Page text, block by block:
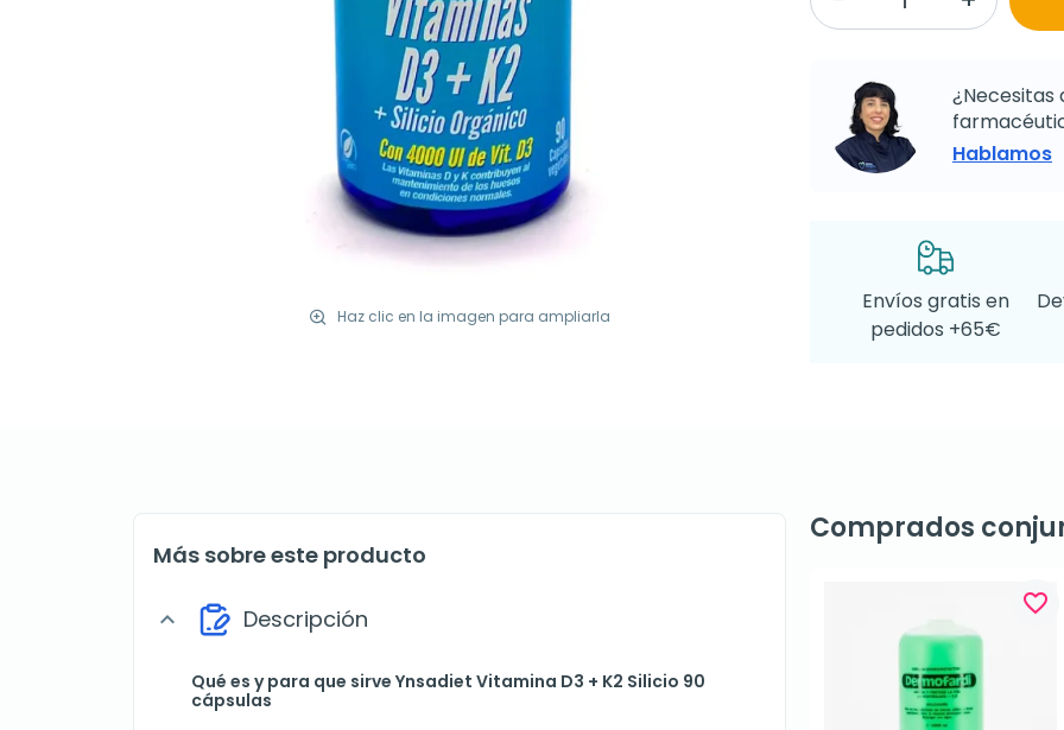
Haz clic en la imagen para ampliarla
¿Necesitas
Hablamos
Envíos gratis en
pedidos +65€
Más sobre este producto
expand_more Descripción
Qué es y para que sirve Ynsadiet Vitamina D3 + K2 Silicio 90
cápsulas
Comprados
favorite_border